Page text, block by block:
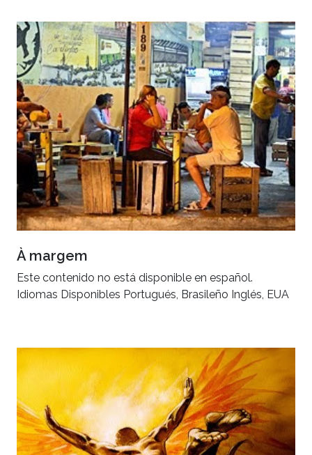
À margem
Este contenido no está disponible en español.
Idiomas Disponibles Portugués, Brasileño Inglés, EUA